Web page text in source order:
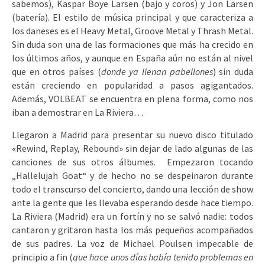
sabemos), Kaspar Boye Larsen (bajo y coros) y Jon Larsen
(batería). El estilo de música principal y que caracteriza a
los daneses es el Heavy Metal, Groove Metal y Thrash Metal.
Sin duda son una de las formaciones que más ha crecido en
los últimos años, y aunque en España aún no están al nivel
que en otros países (donde ya llenan pabellones) sin duda
están creciendo en popularidad a pasos agigantados.
Además, VOLBEAT se encuentra en plena forma, como nos
iban a demostrar en La Riviera…
Llegaron a Madrid para presentar su nuevo disco titulado
«Rewind, Replay, Rebound» sin dejar de lado algunas de las
canciones de sus otros álbumes. Empezaron tocando
„Hallelujah Goat“ y de hecho no se despeinaron durante
todo el transcurso del concierto, dando una lección de show
ante la gente que les llevaba esperando desde hace tiempo.
La Riviera (Madrid) era un fortín y no se salvó nadie: todos
cantaron y gritaron hasta los más pequeños acompañados
de sus padres. La voz de Michael Poulsen impecable de
principio a fin (que hace unos días había tenido problemas en